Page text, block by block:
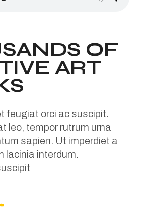
OF
ART
feugiat orci ac suscipit.
leo, tempor rutrum urna
sapien. Ut imperdiet a
lacinia interdum.